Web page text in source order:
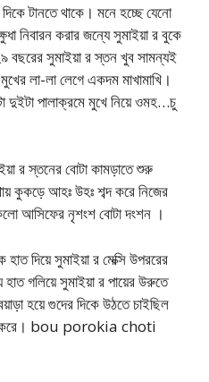
দিকে টানতে থাকে। মনে হচ্ছে যেনো
নিবারন করার জন্যে সুমাইয়া র বুকে
বছরের সুমাইয়া র স্তন খুব সামন্যই
লা-লা লেগে একদম মাখামাখি।
দুইটা পালাক্রমে মুখে নিয়ে ওমহ…চু
র স্তনের বোটা কামড়াতে শুরু
কুকড়ে আহঃ উহঃ শব্দ করে নিজের
আসিফের নৃশংশ বোটা দংশন ।
দিয়ে সুমাইয়া র মেক্সি উপররের
হাত গলিয়ে সুমাইয়া র পায়ের উরুতে
হয়ে গুদের দিকে উঠতে চাইছিল
শুরু করে। bou porokia choti